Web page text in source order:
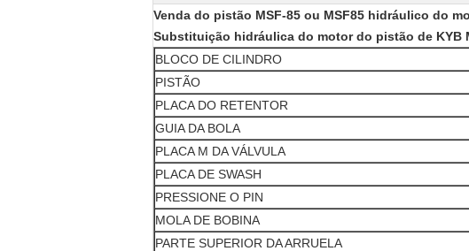
Venda do pistão MSF-85 ou MSF85 hidráulico do
Substituição hidráulica do motor do pistão de KYB
BLOCO DE CILINDRO
PISTÃO
PLACA DO RETENTOR
GUIA DA BOLA
PLACA M DA VÁLVULA
PLACA DE SWASH
PRESSIONE O PIN
MOLA DE BOBINA
PARTE SUPERIOR DA ARRUELA